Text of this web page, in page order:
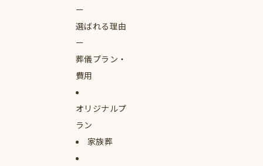
選ばれる理由
葬儀プラン・
費用
オリジナルプ
ラン
家族葬